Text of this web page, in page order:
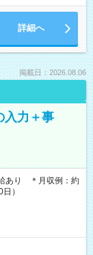
詳細へ
掲載日：2026.08.06
力＋事
あり ＊月収例：約
）